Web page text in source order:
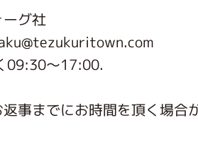
グ社
09:30～17:00.
事までにお時間を頂く場合